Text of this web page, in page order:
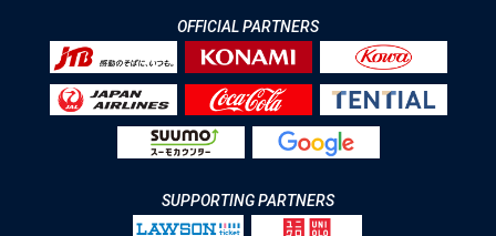
OFFICIAL PARTNERS
SUPPORTING PARTNERS